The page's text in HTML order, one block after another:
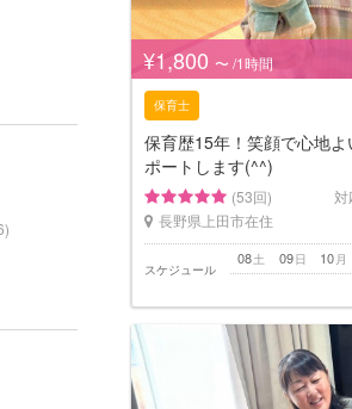
¥1,800 〜 /1時間
保育士
保育歴15年！笑顔で心地
ポートします(^^)
(53回) 対
長野県上田市在住
スケジュール
土
08 日
09 月
10